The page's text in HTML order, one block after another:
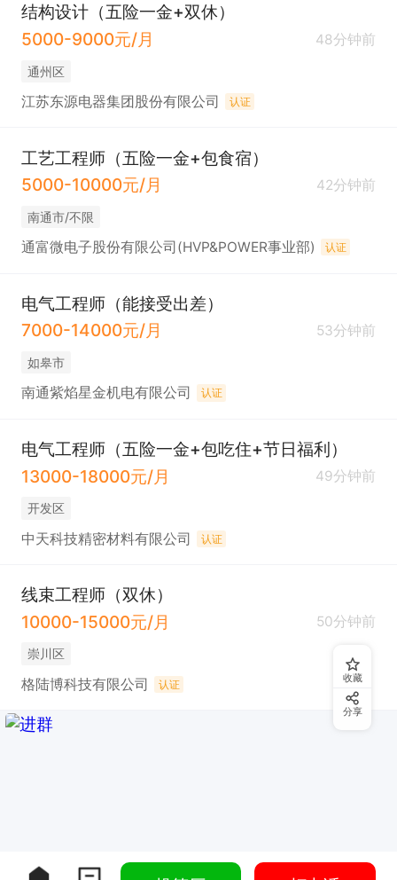
结构设计（五险一金+双休）
5000-9000元/月
48分钟前
通州区
江苏东源电器集团股份有限公司 认证
工艺工程师（五险一金+包食宿）
5000-10000元/月
42分钟前
南通市/不限
通富微电子股份有限公司(HVP&POWER事业部) 认证
电气工程师（能接受出差）
7000-14000元/月
53分钟前
如皋市
南通紫焰星金机电有限公司 认证
电气工程师（五险一金+包吃住+节日福利）
13000-18000元/月
49分钟前
开发区
中天科技精密材料有限公司 认证
线束工程师（双休）
10000-15000元/月
50分钟前
崇川区
格陆博科技有限公司 认证 收藏
分享